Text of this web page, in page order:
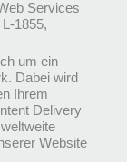
Services
1855,
um ein
Dabei wird
Ihrem
Delivery
Website